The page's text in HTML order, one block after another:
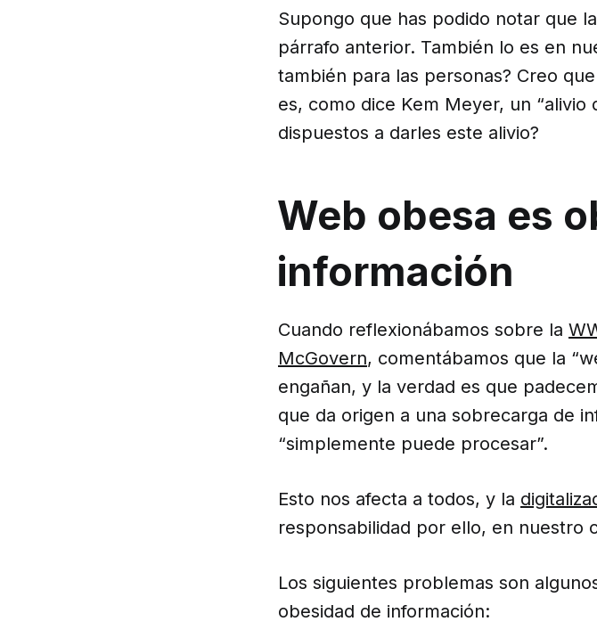
Supongo que has podido notar que
párrafo anterior. También lo es en
también para las personas? Creo
es, como dice Kem Meyer, un “alivio
dispuestos a darles este alivio?
Web obesa es
información
Cuando reflexionábamos sobre la
McGovern, comentábamos que la
engañan, y la verdad es que
que da origen a una sobrecarga de
“simplemente puede procesar”.
Esto nos afecta a todos, y la
responsabilidad por ello, en nuestro
Los siguientes problemas son
obesidad de información: